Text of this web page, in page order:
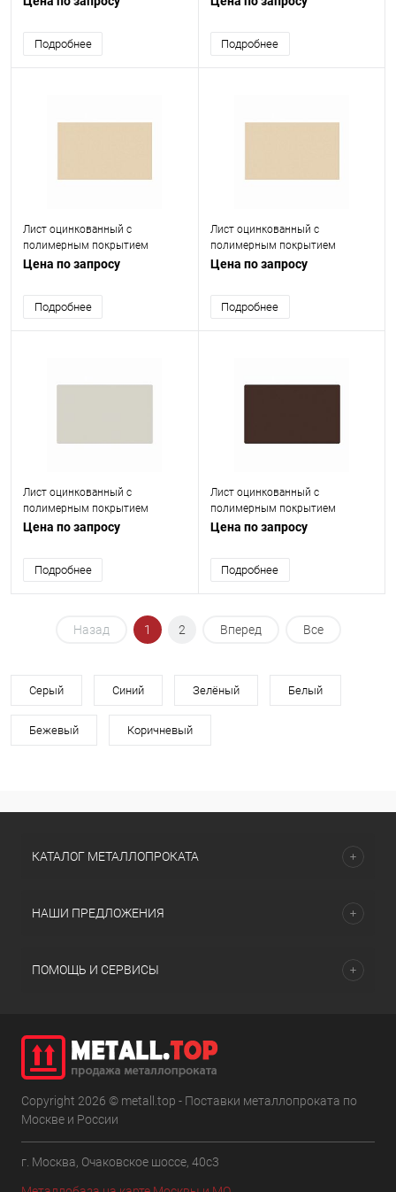
Подробнее Подробнее
Лист оцинкованный с
полимерным покрытием
(окрашенный) 0.55 мм RAL 1015
Цена по запросу
Подробнее
Лист оцинкованный с
полимерным покрытием
(окрашенный) 0.9 мм RAL 1015
Цена по запросу
Подробнее
Лист оцинкованный с
полимерным покрытием
(окрашенный) 0.75 мм RAL 9002
Цена по запросу
Подробнее
Лист оцинкованный с
полимерным покрытием
(окрашенный) 0.7 мм RAL 8017
Цена по запросу
Подробнее
Назад 1 2 Вперед Все
Серый Синий Зелёный Белый
Бежевый Коричневый
КАТАЛОГ МЕТАЛЛОПРОКАТА
НАШИ ПРЕДЛОЖЕНИЯ
ПОМОЩЬ И СЕРВИСЫ
Copyright 2026 © metall.top - Поставки металлопроката по
Москве и России
г. Москва, Очаковское шоссе, 40с3